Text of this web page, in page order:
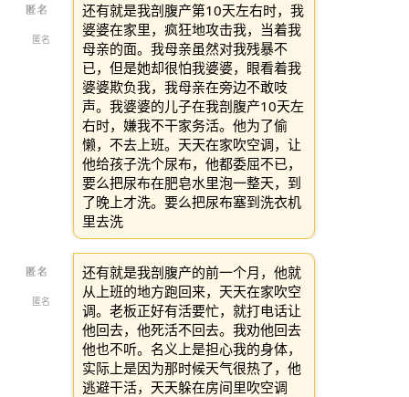
匿名
还有就是我剖腹产第10天左右时，我
婆婆在家里，疯狂地攻击我，当着我
母亲的面。我母亲虽然对我残暴不
已，但是她却很怕我婆婆，眼看着我
婆婆欺负我，我母亲在旁边不敢吱
声。我婆婆的儿子在我剖腹产10天左
右时，嫌我不干家务活。他为了偷
懒，不去上班。天天在家吹空调，让
他给孩子洗个尿布，他都委屈不已，
要么把尿布在肥皂水里泡一整天，到
了晚上才洗。要么把尿布塞到洗衣机
里去洗
匿名
还有就是我剖腹产的前一个月，他就
从上班的地方跑回来，天天在家吹空
调。老板正好有活要忙，就打电话让
他回去，他死活不回去。我劝他回去
他也不听。名义上是担心我的身体，
实际上是因为那时候天气很热了，他
逃避干活，天天躲在房间里吹空调